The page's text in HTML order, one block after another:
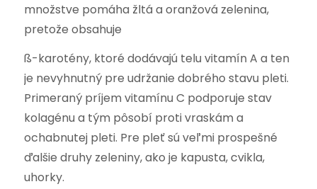
množstve pomáha žltá a oranžová zelenina,
pretože obsahuje
ß-karotény, ktoré dodávajú telu vitamín A a ten
je nevyhnutný pre udržanie dobrého stavu pleti.
Primeraný príjem vitamínu C podporuje stav
kolagénu a tým pôsobí proti vraskám a
ochabnutej pleti. Pre pleť sú veľmi prospešné
ďalšie druhy zeleniny, ako je kapusta, cvikla,
uhorky.